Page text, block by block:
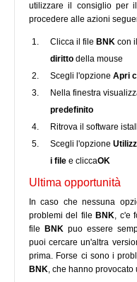
utilizzare il consiglio per
procedere alle azioni
Clicca il file BNK con
diritto della mouse
Scegli l'opzione Apri
Nella finestra
predefinito
Ritrova il software
Scegli l'opzione
i file e cliccaOK
Ultima opportunità
In caso che nessuna
problemi del file BNK, c'e
file
BNKpuo essere
puoi cercare un'altra
prima. Forse ci sono i
BNK, che hanno